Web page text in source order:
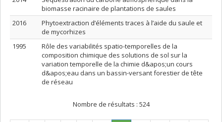
biomasse racinaire de plantations de saules
2016
Phytoextraction d’éléments traces à l’aide du saule et
de mycorhizes
1995
Rôle des variabilités spatio-temporelles de la
composition chimique des solutions de sol sur la
variation temporelle de la chimie d&apos;un cours
d&apos;eau dans un bassin-versant forestier de tête
de réseau
Nombre de résultats : 524